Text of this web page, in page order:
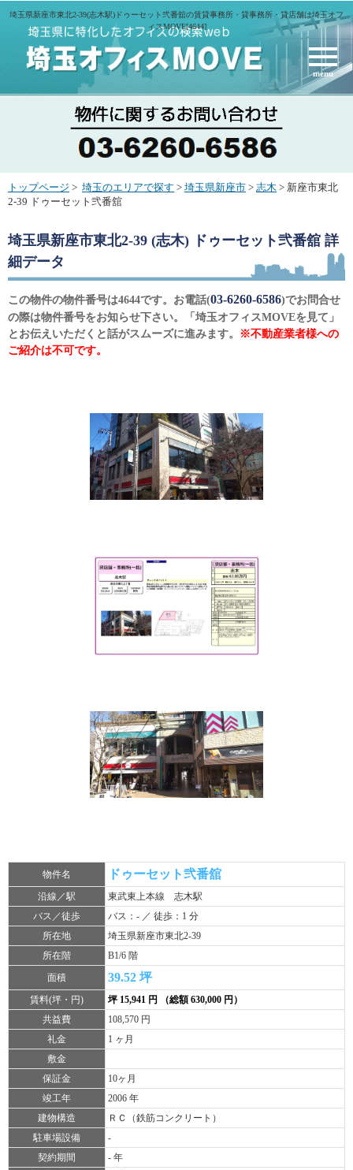
埼玉県新座市東北2-39(志木駅)ドゥーセット弐番舘の賃貸事務所・貸事務所・貸店舗は埼玉オフ
ィスMOVE[4644]
menu
トップページ > 埼玉のエリアで探す > 埼玉県新座市 > 志木 > 新座市東北
2-39 ドゥーセット弐番舘
埼玉県新座市東北2-39 (志木) ドゥーセット弐番舘 詳
細データ
この物件の物件番号は4644です。お電話(03-6260-6586)でお問合せ
の際は物件番号をお知らせ下さい。「埼玉オフィスMOVEを見て」
とお伝えいただくと話がスムーズに進みます。
※不動産業者様への
ご紹介は不可です。
物件名 ドゥーセット弐番舘
沿線／駅
東武東上本線 志木駅
バス／徒歩
バス：- ／ 徒歩：1 分
所在地
埼玉県新座市東北2-39
所在階
B1/6 階
面積
39.52 坪
賃料(坪・円)
坪 15,941 円 （総額 630,000 円）
共益費
108,570 円
礼金
1 ヶ月
敷金
保証金
10ヶ月
竣工年
2006 年
建物構造
ＲＣ（鉄筋コンクリート）
駐車場設備
-
契約期間
- 年